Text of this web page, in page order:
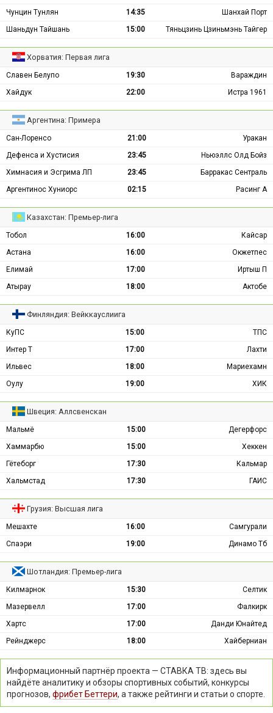
Чунцин Тунлян
14:35
Шанхай Порт
Шаньдун Тайшань
15:00 Тяньцзинь Цзиньмэнь Тайгер
Хорватия: Первая лига
Славен Белупо 19:30
Вараждин
Хайдук
22:00 Истра 1961
Аргентина: Примера
Сан-Лоренсо 21:00
Уракан
Дефенса и Хустисия
23:45
Ньюэллс Олд Бойз
Химнасия и Эсгрима ЛП
23:45
Барракас Сентраль
Аргентинос Хуниорс
02:15 Расинг А
Казахстан: Премьер-лига
Тобол 16:00
Кайсар
Астана
16:00
Окжетпес
Елимай
17:00
Иртыш П
Атырау
18:00 Актобе
Финляндия: Вейккауслиига
КуПС 15:00
ТПС
Интер Т
17:00
Лахти
Ильвес
18:00
Мариехамн
Оулу
19:00 ХИК
Швеция: Аллсвенскан
Мальмё 15:00
Дегерфорс
Хаммарбю
15:00
Хеккен
Гётеборг
17:30
Кальмар
Хальмстад
17:30 ГАИС
Грузия: Высшая лига
Мешахте 16:00
Самгурали
Спаэри
19:00 Динамо Тб
Шотландия: Премьер-лига
Килмарнок 15:30
Селтик
Мазервелл
17:00
Фалкирк
Хартс
17:00
Данди Юнайтед
Рейнджерс
18:00 Хайберниан
Информационный партнёр проекта — СТАВКА ТВ: здесь вы
найдёте аналитику и обзоры спортивных событий, конкурсы
прогнозов, фрибет Беттери, а также рейтинги и статьи о спорте.